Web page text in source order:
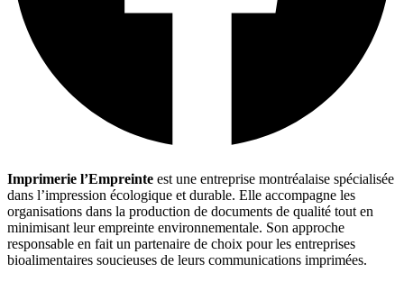
Imprimerie l’Empreinte est une entreprise montréalaise spécialisée
dans l’impression écologique et durable. Elle accompagne les
organisations dans la production de documents de qualité tout en
minimisant leur empreinte environnementale. Son approche
responsable en fait un partenaire de choix pour les entreprises
bioalimentaires soucieuses de leurs communications imprimées.